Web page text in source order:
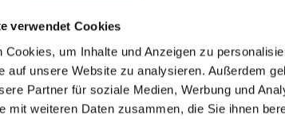
verwendet Cookies
Cookies, um Inhalte und Anzeigen zu
auf unsere Website zu analysieren. Außerdem
Partner für soziale Medien, Werbung und
mit weiteren Daten zusammen, die Sie ihnen